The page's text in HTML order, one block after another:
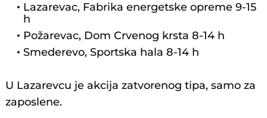
Lazarevac, Fabrika energetske opreme 9-15
h
Požarevac, Dom Crvenog krsta 8-14 h
Smederevo, Sportska hala 8-14 h
U Lazarevcu je akcija zatvorenog tipa, samo za
zaposlene.